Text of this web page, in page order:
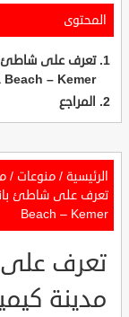
المحتوى
تعرف على شاطئ
Beach – Kemer
المراجع
الرئيسية / منوعات /
Beach – Kemer
تعرف